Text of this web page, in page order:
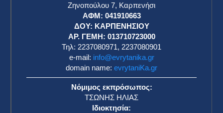
Ζηνοπούλου 7, Καρπενήσι
ΑΦΜ: 041910663
ΔΟΥ: ΚΑΡΠΕΝΗΣΙΟΥ
ΑΡ. ΓΕΜΗ: 013710723000
Τηλ: 2237080971, 2237080901
e-mail: info@evrytanika.gr
domain name: evrytaniKa.gr
Νόμιμος εκπρόσωπος:
ΤΣΩΝΗΣ ΗΛΙΑΣ
Ιδιοκτησία: